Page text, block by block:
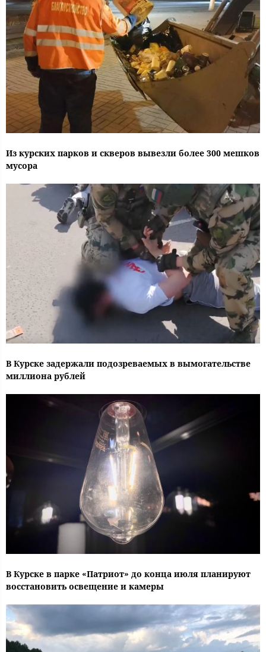
Из курских парков и скверов вывезли более 300 мешков
мусора
В Курске задержали подозреваемых в вымогательстве
миллиона рублей
В Курске в парке «Патриот» до конца июля планируют
восстановить освещение и камеры